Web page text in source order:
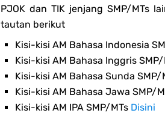
PJOK dan TIK jenjang SMP/MTs
tautan berikut
Kisi-kisi AM Bahasa Indonesia
Kisi-kisi AM Bahasa Inggris SMP/
Kisi-kisi AM Bahasa Sunda SMP/
Kisi-kisi AM Bahasa Jawa SMP/
Kisi-kisi AM IPA SMP/MTs Disini